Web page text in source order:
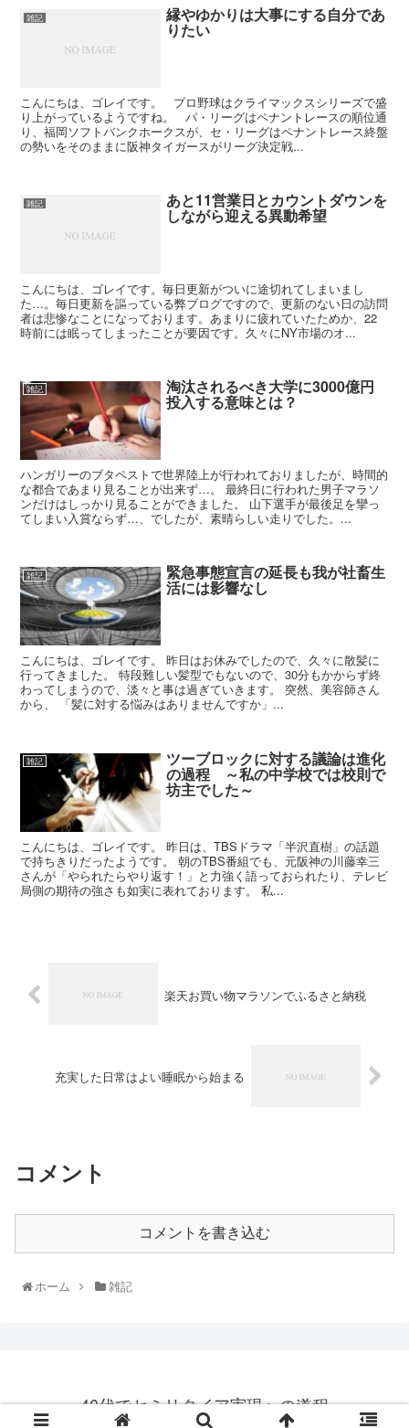
雑記 縁やゆかりは大事にする自分であ
りたい
こんにちは、ゴレイです。 プロ野球はクライマックスシリーズで盛
り上がっているようですね。 パ・リーグはペナントレースの順位通
り、福岡ソフトバンクホークスが、セ・リーグはペナントレース終盤
の勢いをそのままに阪神タイガースがリーグ決定戦...
雑記 あと11営業日とカウントダウンを
しながら迎える異動希望
こんにちは、ゴレイです。毎日更新がついに途切れてしまいまし
た…。毎日更新を謳っている弊ブログですので、更新のない日の訪問
者は悲惨なことになっております。あまりに疲れていたためか、22
時前には眠ってしまったことが要因です。久々にNY市場のオ...
雑記 淘汰されるべき大学に3000億円
投入する意味とは？
ハンガリーのブタペストで世界陸上が行われておりましたが、時間的
な都合であまり見ることが出来ず…。 最終日に行われた男子マラソ
ンだけはしっかり見ることができました。 山下選手が最後足を攣っ
てしまい入賞ならず…、でしたが、素晴らしい走りでした。...
雑記 緊急事態宣言の延長も我が社畜生
活には影響なし
こんにちは、ゴレイです。 昨日はお休みでしたので、久々に散髪に
行ってきました。 特段難しい髪型でもないので、30分もかからず終
わってしまうので、淡々と事は過ぎていきます。 突然、美容師さん
から、 「髪に対する悩みはありませんですか」...
雑記 ツーブロックに対する議論は進化
の過程 ～私の中学校では校則で
坊主でした～
こんにちは、ゴレイです。 昨日は、TBSドラマ「半沢直樹」の話題
で持ちきりだったようです。 朝のTBS番組でも、元阪神の川藤幸三
さんが「やられたらやり返す！」と力強く語っておられたり、テレビ
局側の期待の強さも如実に表れております。 私...
楽天お買い物マラソンでふるさと納税
充実した日常はよい睡眠から始まる
コメント
コメントを書き込む
ホーム 雑記
40代でセミリタイア実現への道程